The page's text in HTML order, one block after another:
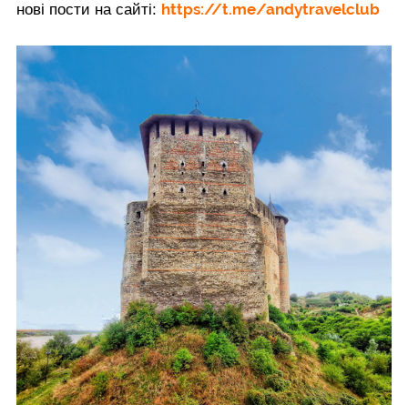
нові пости на сайті: https://t.me/andytravelclub